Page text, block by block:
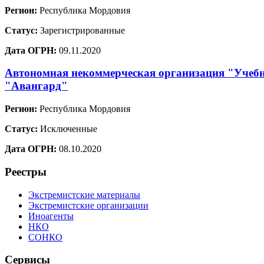
Регион: Республика Мордовия
Статус: Зарегистрированные
Дата ОГРН: 09.11.2020
Автономная некоммерческая организация
"Авангард"
Регион: Республика Мордовия
Статус: Исключенные
Дата ОГРН: 08.10.2020
Реестры
Экстремистские материалы
Экстремистские организации
Иноагенты
НКО
СОНКО
Сервисы